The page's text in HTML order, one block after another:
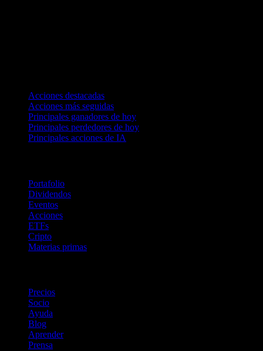
Acciones destacadas
Acciones más seguidas
Principales ganadores de hoy
Principales perdedores de hoy
Principales acciones de IA
Portafolio
Dividendos
Eventos
Acciones
ETFs
Cripto
Materias primas
Precios
Socio
Ayuda
Blog
Aprender
Prensa